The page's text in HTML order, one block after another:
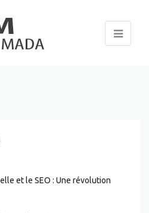
et le SEO : Une révolution